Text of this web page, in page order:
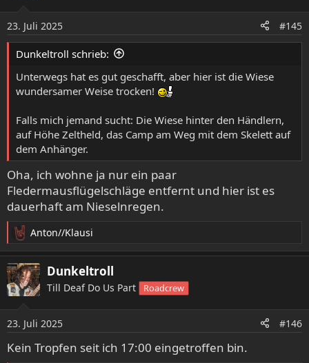
n
e
n
23. Juli 2025 #145
Dunkeltroll schrieb:
Unterwegs hat es gut geschafft, aber hier ist die Wiese
wundersamer Weise trocken!
Falls mich jemand sucht: Die Wiese hinter den Händlern,
auf Höhe Zeltheld, das Camp am Weg mit dem Skelett auf
dem Anhänger.
Oha, ich wohne ja nur ein paar
Fledermausflügelschläge entfernt und hier ist es
dauerhaft am Nieselnregen.
R
e
a
k
t
n
e
n
Anton//Klausi
Dunkeltroll
Till Deaf Do Us Part Roadcrew
23. Juli 2025 #146
Kein Tropfen seit ich 17:00 eingetroffen bin.